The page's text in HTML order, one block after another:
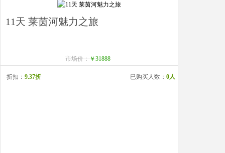
11天 莱茵河魅力之旅
市场价：￥31888
折扣： 9.37折 已购买人数： 0人